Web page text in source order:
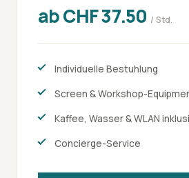
ab CHF 37.50 / Std.
Individuelle Bestuhlung
Screen & Workshop-
Kaffee, Wasser & WLAN
Concierge-Service